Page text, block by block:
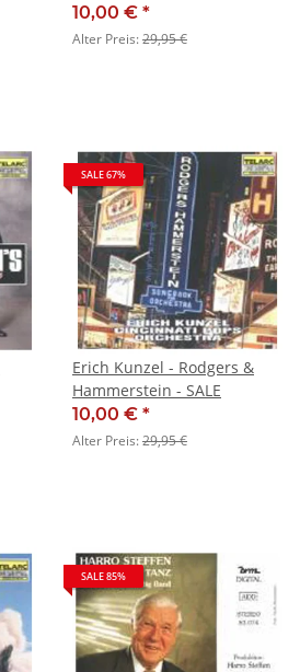
10,00 € *
Alter Preis:29,95 €
SALE 67%
Erich Kunzel - Rodgers &
Hammerstein - SALE
10,00 € *
Alter Preis:29,95 €
SALE 85%